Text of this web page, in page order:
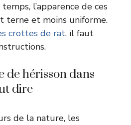
l’apparence de ces
terne et moins uniforme.
crottes de rat, il faut
de hérisson dans
dire
de la nature, les